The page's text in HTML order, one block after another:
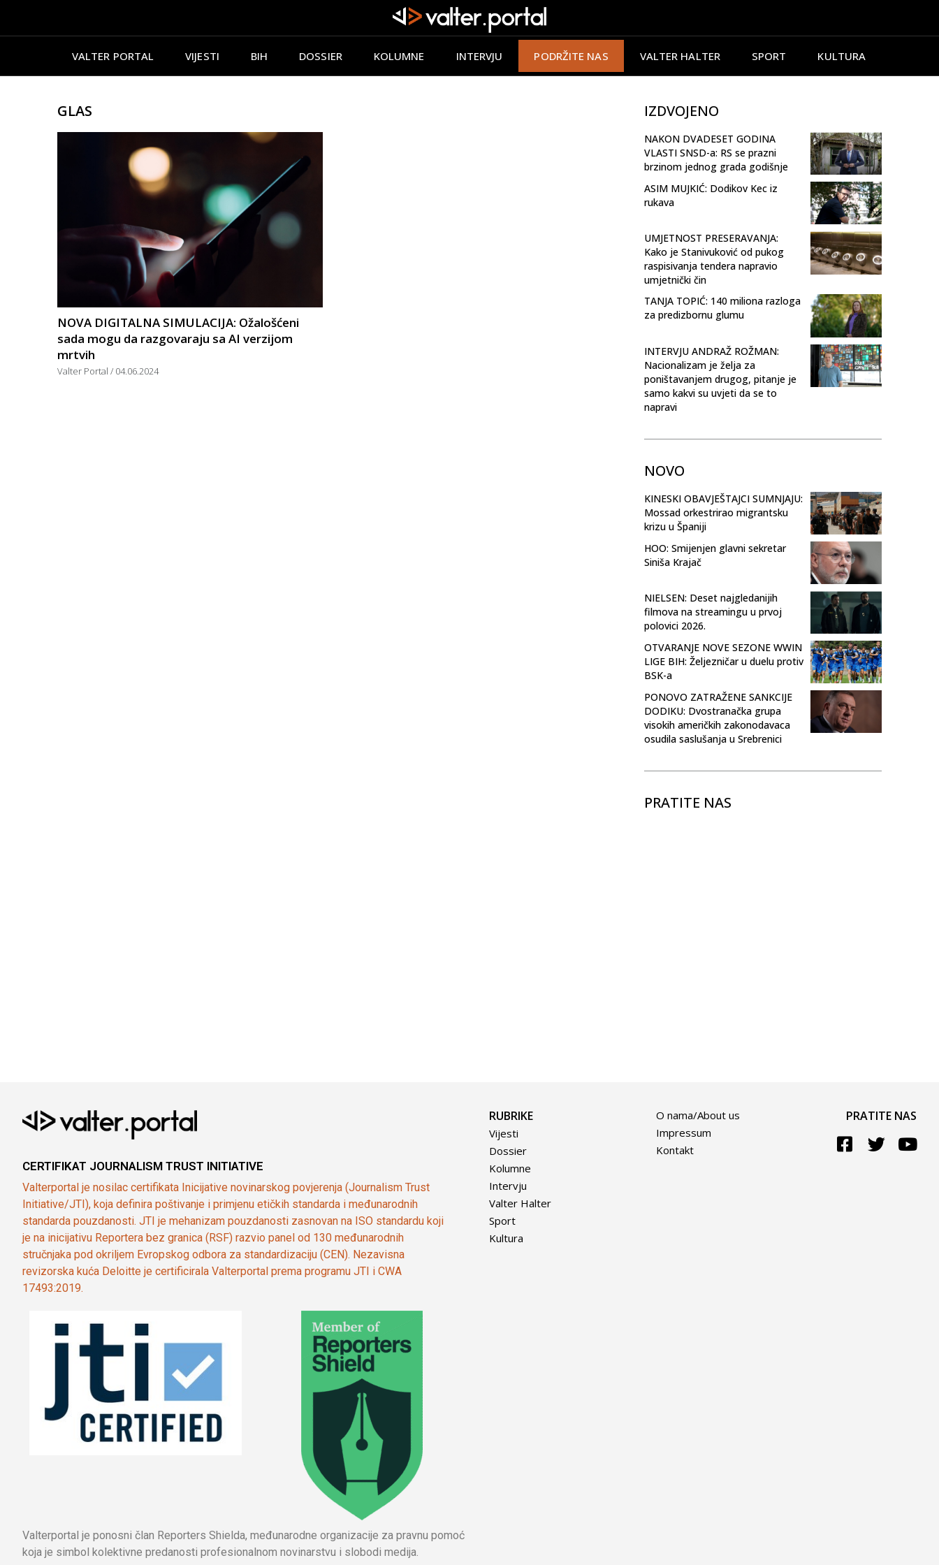
VALTER PORTAL VIJESTI BIH DOSSIER KOLUMNE INTERVJU PODRŽITE NAS VALTER HALTER SPORT KULTURA
GLAS
NOVA DIGITALNA SIMULACIJA: Ožalošćeni
sada mogu da razgovaraju sa AI verzijom
mrtvih
Valter Portal 04.06.2024
IZDVOJENO
NAKON DVADESET GODINA
VLASTI SNSD-a: RS se prazni
brzinom jednog grada godišnje
ASIM MUJKIĆ: Dodikov Kec iz
rukava
UMJETNOST PRESERAVANJA:
Kako je Stanivuković od pukog
raspisivanja tendera napravio
umjetnički čin
TANJA TOPIĆ: 140 miliona razloga
za predizbornu glumu
INTERVJU ANDRAŽ ROŽMAN:
Nacionalizam je želja za
poništavanjem drugog, pitanje je
samo kakvi su uvjeti da se to
napravi
NOVO
KINESKI OBAVJEŠTAJCI SUMNJAJU:
Mossad orkestrirao migrantsku
krizu u Španiji
HOO: Smijenjen glavni sekretar
Siniša Krajač
NIELSEN: Deset najgledanijih
filmova na streamingu u prvoj
polovici 2026.
OTVARANJE NOVE SEZONE WWIN
LIGE BIH: Željezničar u duelu protiv
BSK-a
PONOVO ZATRAŽENE SANKCIJE
DODIKU: Dvostranačka grupa
visokih američkih zakonodavaca
osudila saslušanja u Srebrenici
PRATITE NAS
CERTIFIKAT JOURNALISM TRUST INITIATIVE
Valterportal je nosilac certifikata Inicijative novinarskog povjerenja (Journalism Trust
Initiative/JTI), koja definira poštivanje i primjenu etičkih standarda i međunarodnih
standarda pouzdanosti. JTI je mehanizam pouzdanosti zasnovan na ISO standardu koji
je na inicijativu Reportera bez granica (RSF) razvio panel od 130 međunarodnih
stručnjaka pod okriljem Evropskog odbora za standardizaciju (CEN). Nezavisna
revizorska kuća Deloitte je certificirala Valterportal prema programu JTI i CWA
17493:2019.
Valterportal je ponosni član Reporters Shielda, međunarodne organizacije za pravnu pomoć
koja je simbol kolektivne predanosti profesionalnom novinarstvu i slobodi medija.
RUBRIKE
Vijesti
Dossier
Kolumne
Intervju
Valter Halter
Sport
Kultura
O nama/About us
Impressum
Kontakt
PRATITE NAS